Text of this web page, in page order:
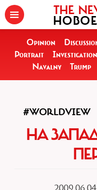
THE
Opinion
Portrait
Investigation
Navalny
Trump
#WORLDVIEW
НА